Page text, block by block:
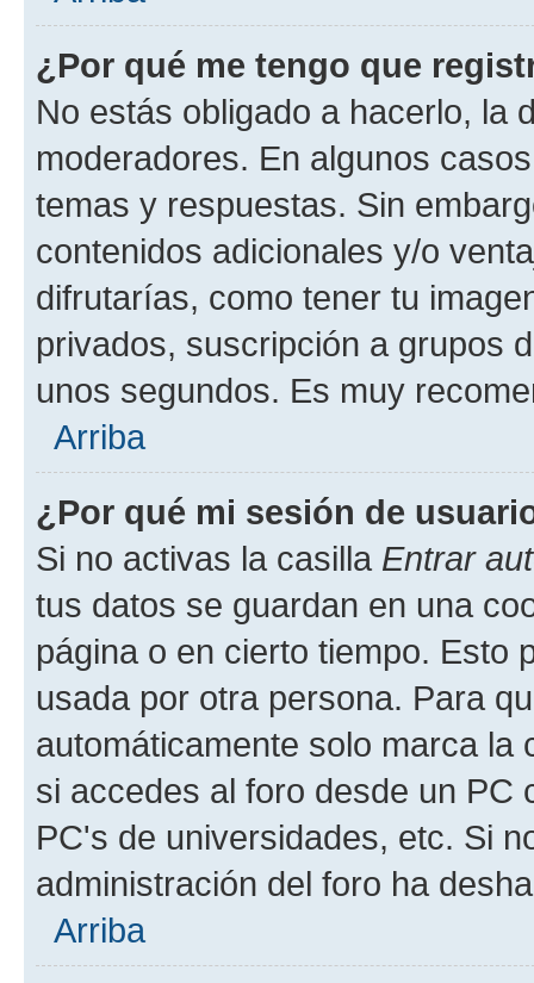
¿Por qué me tengo que
No estás obligado a hacerlo, la
moderadores. En algunos
temas y respuestas. Sin
contenidos adicionales y/o
difrutarías, como tener tu
privados, suscripción a grupos
unos segundos. Es muy
Arriba
¿Por qué mi sesión de
Si no activas la casilla Entrar
tus datos se guardan en una
página o en cierto tiempo. Esto
usada por otra persona. Para
automáticamente solo marca la
si accedes al foro desde un PC
PC's de universidades, etc. Si
administración del foro ha
Arriba